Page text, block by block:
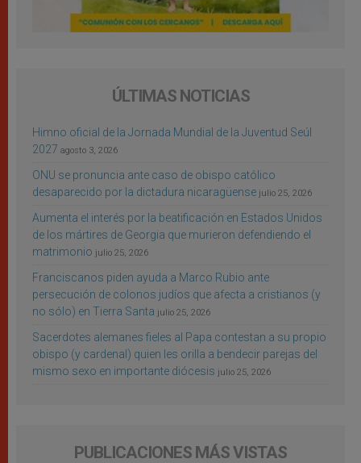
ÚLTIMAS NOTICIAS
Himno oficial de la Jornada Mundial de la Juventud Seúl
2027 agosto 3, 2026
ONU se pronuncia ante caso de obispo católico
desaparecido por la dictadura nicaragüense julio 25, 2026
Aumenta el interés por la beatificación en Estados Unidos
de los mártires de Georgia que murieron defendiendo el
matrimonio julio 25, 2026
Franciscanos piden ayuda a Marco Rubio ante
persecución de colonos judíos que afecta a cristianos (y
no sólo) en Tierra Santa julio 25, 2026
Sacerdotes alemanes fieles al Papa contestan a su propio
obispo (y cardenal) quien les orilla a bendecir parejas del
mismo sexo en importante diócesis julio 25, 2026
PUBLICACIONES MÁS VISTAS